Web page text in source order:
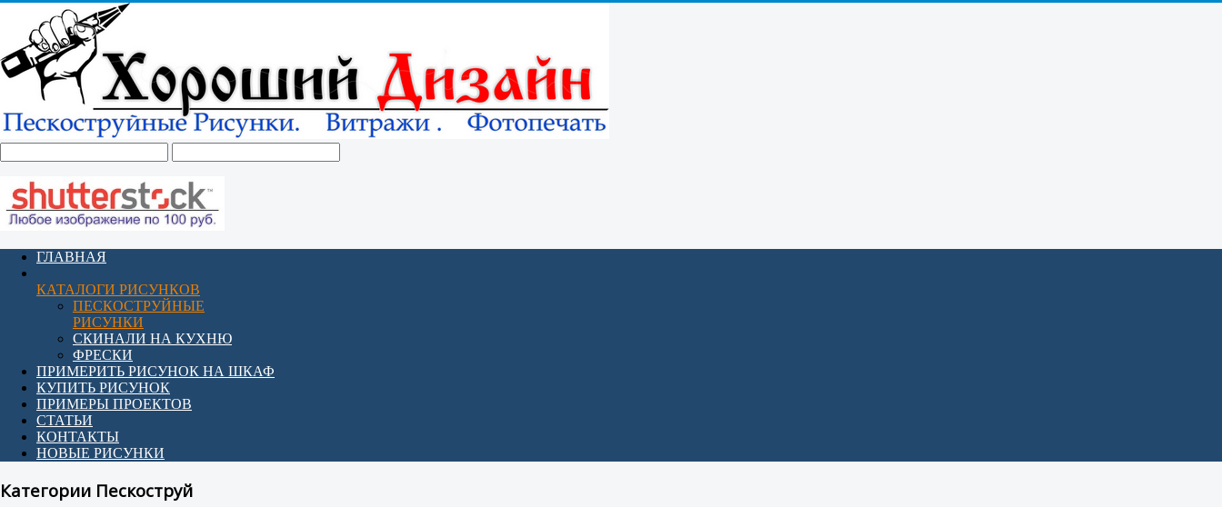
ГЛАВНАЯ
КАТАЛОГИ РИСУНКОВ
ПЕСКОСТРУЙНЫЕ
РИСУНКИ
СКИНАЛИ НА КУХНЮ
ФРЕСКИ
ПРИМЕРИТЬ РИСУНОК НА ШКАФ
КУПИТЬ РИСУНОК
ПРИМЕРЫ ПРОЕКТОВ
СТАТЬИ
КОНТАКТЫ
НОВЫЕ РИСУНКИ
Категории Пескоструй